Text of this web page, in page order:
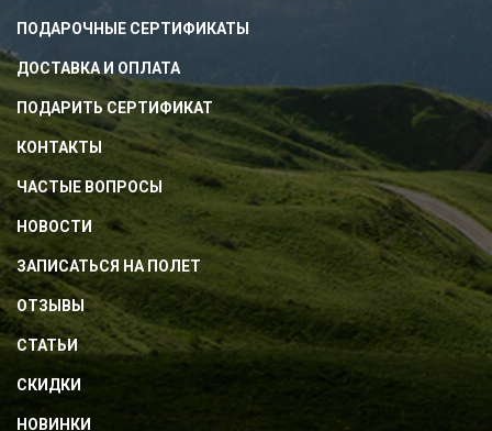
ПОДАРОЧНЫЕ СЕРТИФИКАТЫ
ДОСТАВКА И ОПЛАТА
ПОДАРИТЬ СЕРТИФИКАТ
КОНТАКТЫ
ЧАСТЫЕ ВОПРОСЫ
НОВОСТИ
ЗАПИСАТЬСЯ НА ПОЛЕТ
ОТЗЫВЫ
СТАТЬИ
СКИДКИ
НОВИНКИ